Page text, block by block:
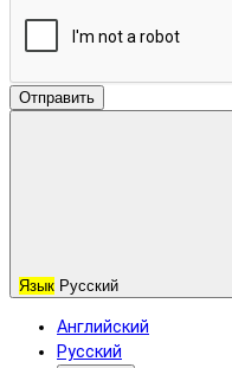
Отправить
Язык Русский
Английский
Русский